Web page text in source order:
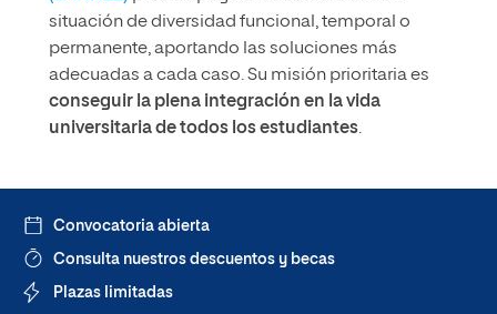
situación de diversidad funcional, temporal o
permanente, aportando las soluciones más
adecuadas a cada caso. Su misión prioritaria es
conseguir la plena integración en la vida
universitaria de todos los estudiantes.
Convocatoria abierta
Consulta nuestros descuentos y becas
Plazas limitadas